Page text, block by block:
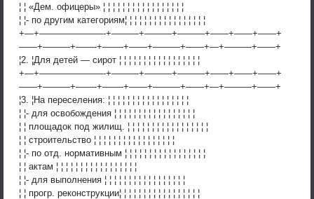
¦ ¦ «Дем. офицеры» ¦ ¦ ¦ ¦ ¦ ¦ ¦ ¦ ¦ ¦ ¦ ¦ ¦ ¦ ¦ ¦ ¦
¦ ¦- по другим категориям¦ ¦ ¦ ¦ ¦ ¦ ¦ ¦ ¦ ¦ ¦ ¦ ¦ ¦ ¦ ¦ ¦
+—+———————-+———+———+———+——+——+——+
——+———+——-+——-+——+———+——+—+———+——+
¦2. ¦Для детей — сирот ¦ ¦ ¦ ¦ ¦ ¦ ¦ ¦ ¦ ¦ ¦ ¦ ¦ ¦ ¦ ¦ ¦
+—+———————-+———+———+———+——+——+——+
——+———+——-+——-+——+———+——+—+———+——+
¦3. ¦На переселения: ¦ ¦ ¦ ¦ ¦ ¦ ¦ ¦ ¦ ¦ ¦ ¦ ¦ ¦ ¦ ¦ ¦
¦ ¦- для освобождения ¦ ¦ ¦ ¦ ¦ ¦ ¦ ¦ ¦ ¦ ¦ ¦ ¦ ¦ ¦ ¦ ¦
¦ ¦ площадок под жилищ. ¦ ¦ ¦ ¦ ¦ ¦ ¦ ¦ ¦ ¦ ¦ ¦ ¦ ¦ ¦ ¦ ¦
¦ ¦ строительство ¦ ¦ ¦ ¦ ¦ ¦ ¦ ¦ ¦ ¦ ¦ ¦ ¦ ¦ ¦ ¦ ¦
¦ ¦- по отд. нормативным ¦ ¦ ¦ ¦ ¦ ¦ ¦ ¦ ¦ ¦ ¦ ¦ ¦ ¦ ¦ ¦ ¦
¦ ¦ актам ¦ ¦ ¦ ¦ ¦ ¦ ¦ ¦ ¦ ¦ ¦ ¦ ¦ ¦ ¦ ¦ ¦
¦ ¦- для выполнения ¦ ¦ ¦ ¦ ¦ ¦ ¦ ¦ ¦ ¦ ¦ ¦ ¦ ¦ ¦ ¦ ¦
¦ ¦ прогр. реконструкции¦ ¦ ¦ ¦ ¦ ¦ ¦ ¦ ¦ ¦ ¦ ¦ ¦ ¦ ¦ ¦ ¦